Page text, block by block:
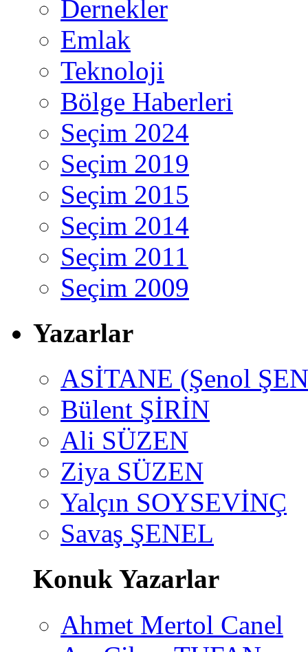
Dernekler
Emlak
Teknoloji
Bölge Haberleri
Seçim 2024
Seçim 2019
Seçim 2015
Seçim 2014
Seçim 2011
Seçim 2009
Yazarlar
ASİTANE (Şenol
Bülent ŞİRİN
Ali SÜZEN
Ziya SÜZEN
Yalçın SOYSEVİNÇ
Savaş ŞENEL
Konuk Yazarlar
Ahmet Mertol Canel